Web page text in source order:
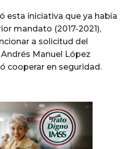
esta iniciativa que ya había
mandato (2017-2021),
a solicitud del
Manuel López
cooperar en seguridad.